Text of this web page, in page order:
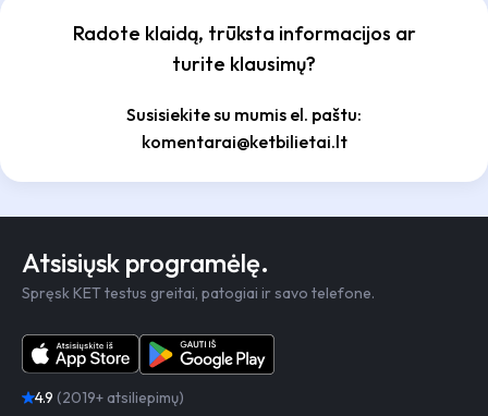
Radote klaidą, trūksta informacijos ar
turite klausimų?
Susisiekite su mumis el. paštu:
komentarai@ketbilietai.lt
Atsisiųsk programėlę.
Spręsk KET testus greitai, patogiai ir savo telefone.
4.9 (2019+ atsiliepimų)